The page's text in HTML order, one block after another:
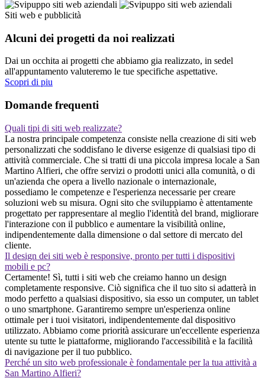
Siti web e pubblicità
Alcuni dei progetti da noi realizzati
Dai un occhita ai progetti che abbiamo gia realizzato, in sedel
all'appuntamento valuteremo le tue specifiche aspettative.
Scopri di piu
Domande frequenti
Quali tipi di siti web realizzate?
La nostra principale competenza consiste nella creazione di siti web
personalizzati che soddisfano le diverse esigenze di qualsiasi tipo di
attività commerciale. Che si tratti di una piccola impresa locale a San
Martino Alfieri, che offre servizi o prodotti unici alla comunità, o di
un'azienda che opera a livello nazionale o internazionale,
possediamo le competenze e l'esperienza necessarie per creare
soluzioni web su misura. Ogni sito che sviluppiamo è attentamente
progettato per rappresentare al meglio l'identità del brand, migliorare
l'interazione con il pubblico e aumentare la visibilità online,
indipendentemente dalla dimensione o dal settore di mercato del
cliente.
Il design dei siti web è responsive, pronto per tutti i dispositivi
mobili e pc?
Certamente! Sì, tutti i siti web che creiamo hanno un design
completamente responsive. Ciò significa che il tuo sito si adatterà in
modo perfetto a qualsiasi dispositivo, sia esso un computer, un tablet
o uno smartphone. Garantiremo sempre un'esperienza online
ottimale per i tuoi visitatori, indipendentemente dal dispositivo
utilizzato. Abbiamo come priorità assicurare un'eccellente esperienza
utente su tutte le piattaforme, migliorando l'accessibilità e la facilità
di navigazione per il tuo pubblico.
Perché un sito web professionale è fondamentale per la tua attività a
San Martino Alfieri?